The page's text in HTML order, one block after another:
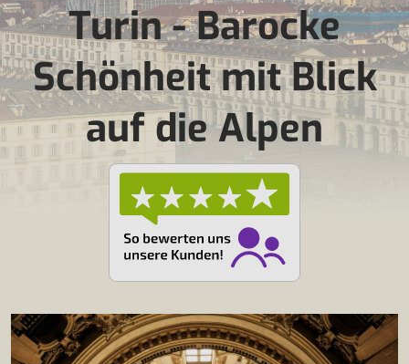
Turin - Barocke
Schönheit mit Blick
auf die Alpen